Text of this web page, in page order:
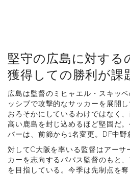
堅守の広島に対する
獲得しての勝利が課
広島は監督のミヒャエル・スキッ
ッシブで攻撃的なサッカーを展開
おろそかにしているわけではなく
高い鹿島を封じ込めるほど堅固だ
バーは、前節から1名変更。DF中野
対してC大阪を率いる監督はアーサ
カーを志向するパパス監督のもと
を目指している。今季は先制点を